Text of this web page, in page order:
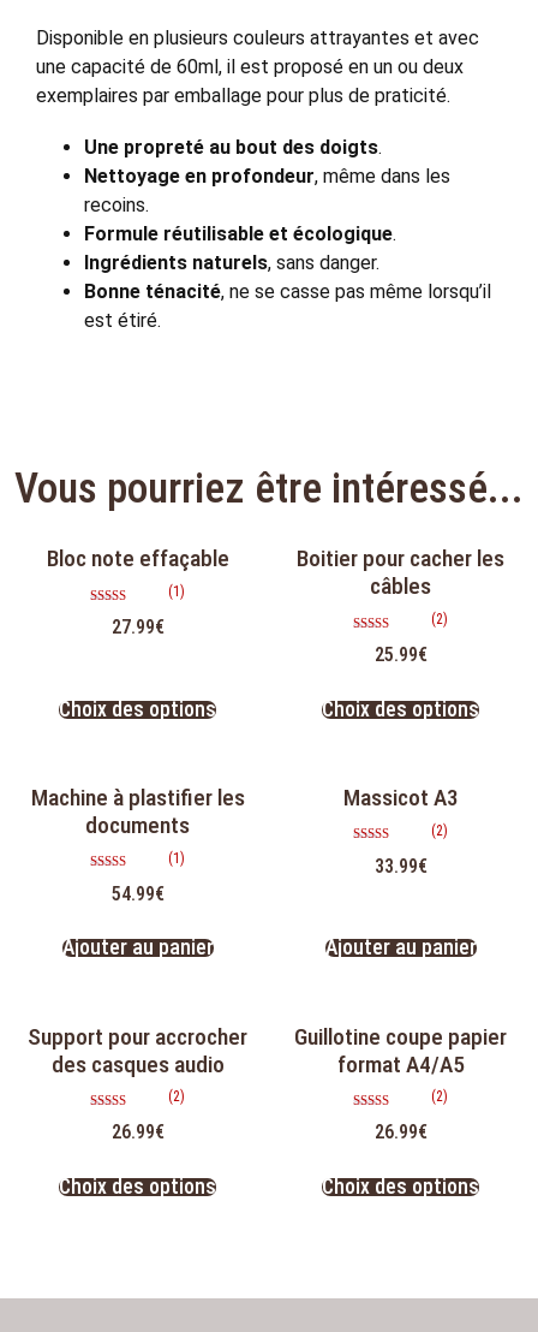
Disponible en plusieurs couleurs attrayantes et avec
une capacité de 60ml, il est proposé en un ou deux
exemplaires par emballage pour plus de praticité.
Une propreté au bout des doigts.
Nettoyage en profondeur, même dans les
recoins.
Formule réutilisable et écologique.
Ingrédients naturels, sans danger.
Bonne ténacité, ne se casse pas même lorsqu’il
est étiré.
Vous pourriez être intéressé...
Bloc note effaçable
5.00
(1)
27.99€
Choix des options
Boitier pour cacher les
câbles
5.00
(2)
25.99€
Choix des options
Machine à plastifier les
documents
4.00
(1)
54.99€
Ajouter au panier
Massicot A3
5.00
(2)
33.99€
Ajouter au panier
Support pour accrocher
des casques audio
5.00
(2)
26.99€
Choix des options
Guillotine coupe papier
format A4/A5
5.00
(2)
26.99€
Choix des options